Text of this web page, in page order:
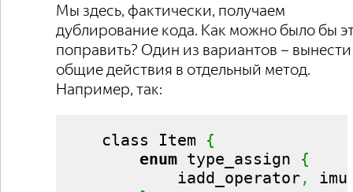
Мы здесь, фактически, получаем
дублирование кода. Как можно было бы
поправить? Один из вариантов – вынести
общие действия в отдельный метод.
Например, так:
class Item {
enum type_assign {
iadd_operator,